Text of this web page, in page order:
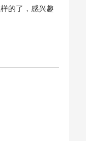
的了，感兴趣